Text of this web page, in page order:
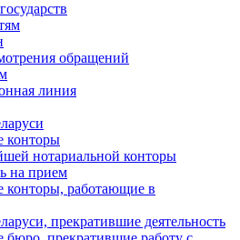
обращений
линия
конторы
нотариальной конторы
на прием
конторы, работающие в
прекратившие деятельность